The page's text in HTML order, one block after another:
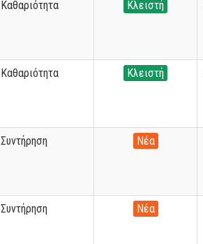
Καθαριότητα Κλειστή
Καθαριότητα Κλειστή
Συντήρηση Νέα
Συντήρηση Νέα